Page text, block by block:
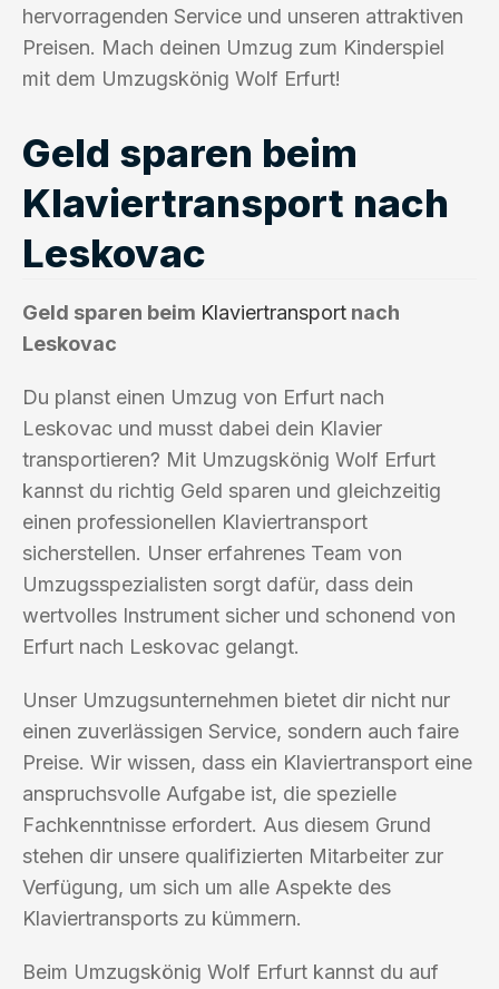
hervorragenden Service und unseren attraktiven
Preisen. Mach deinen Umzug zum Kinderspiel
mit dem Umzugskönig Wolf Erfurt!
Geld sparen beim
Klaviertransport nach
Leskovac
Geld sparen beim Klaviertransport nach
Leskovac
Du planst einen Umzug von Erfurt nach
Leskovac und musst dabei dein Klavier
transportieren? Mit Umzugskönig Wolf Erfurt
kannst du richtig Geld sparen und gleichzeitig
einen professionellen Klaviertransport
sicherstellen. Unser erfahrenes Team von
Umzugsspezialisten sorgt dafür, dass dein
wertvolles Instrument sicher und schonend von
Erfurt nach Leskovac gelangt.
Unser Umzugsunternehmen bietet dir nicht nur
einen zuverlässigen Service, sondern auch faire
Preise. Wir wissen, dass ein Klaviertransport eine
anspruchsvolle Aufgabe ist, die spezielle
Fachkenntnisse erfordert. Aus diesem Grund
stehen dir unsere qualifizierten Mitarbeiter zur
Verfügung, um sich um alle Aspekte des
Klaviertransports zu kümmern.
Beim Umzugskönig Wolf Erfurt kannst du auf